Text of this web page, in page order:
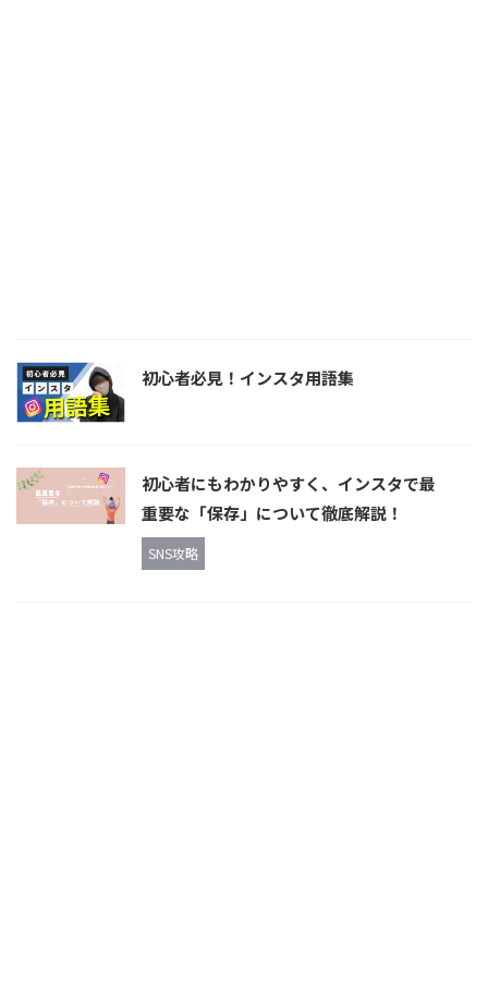
初心者必見！インスタ用語集
初心者にもわかりやすく、インスタで最
重要な「保存」について徹底解説！
SNS攻略